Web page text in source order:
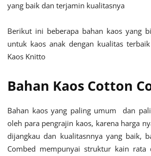
yang baik dan terjamin kualitasnya
Berikut ini beberapa bahan kaos yang
untuk kaos anak dengan kualitas
Kaos Knitto
Bahan Kaos Cotton
Bahan kaos yang paling umum dan
oleh para pengrajin kaos, karena harga
dijangkau dan kualitasnnya yang baik,
Combed mempunyai struktur kain rata